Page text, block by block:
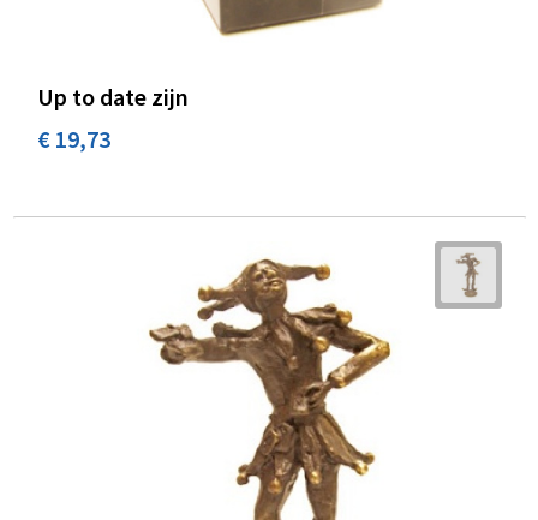
Up to date zijn
€ 19,73